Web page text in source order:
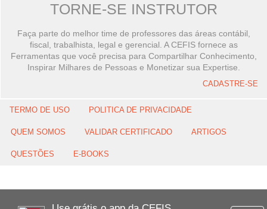
TORNE-SE INSTRUTOR
Faça parte do melhor time de professores das áreas contábil,
fiscal, trabalhista, legal e gerencial. A CEFIS fornece as
Ferramentas que você precisa para Compartilhar Conhecimento,
Inspirar Milhares de Pessoas e Monetizar sua Expertise.
CADASTRE-SE
TERMO DE USO POLITICA DE PRIVACIDADE
QUEM SOMOS VALIDAR CERTIFICADO ARTIGOS
QUESTÕES E-BOOKS